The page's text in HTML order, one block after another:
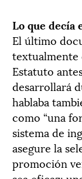
Lo que decía
El último
textualmente
Estatuto
desarrollará
hablaba
como “una
sistema de
asegure la
promoción